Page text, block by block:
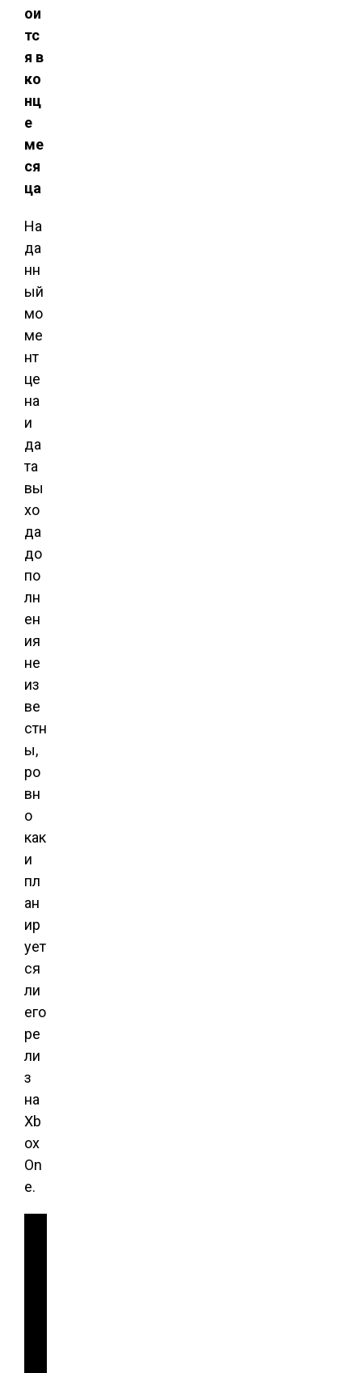
ои
тс
я в
ко
нц
е
ме
ся
ца
На
да
нн
ый
мо
ме
нт
це
на
и
да
та
вы
хо
да
до
по
лн
ен
ия
не
из
ве
стн
ы,
ро
вн
о
как
и
пл
ан
ир
ует
ся
ли
его
ре
ли
з
на
Xb
ox
On
e.